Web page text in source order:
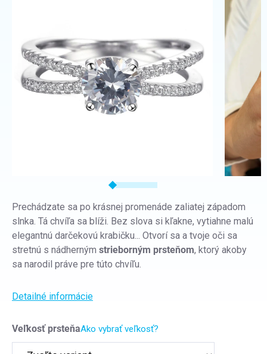
Veľkosť prsteňaAko vybrať veľkosť?
Prechádzate sa po krásnej promenáde zaliatej západom
slnka. Tá chvíľa sa blíži. Bez slova si kľakne, vytiahne malú
elegantnú darčekovú krabičku... Otvorí sa a tvoje oči sa
stretnú s nádherným strieborným prsteňom, ktorý akoby
sa narodil práve pre túto chvíľu.
Detailné informácie